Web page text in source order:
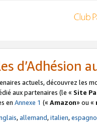
d’Adhésion
actuels, découvrez les
aux partenaires (le « Site
en Annexe 1 (« Amazon» ou «
,allemand,italien,